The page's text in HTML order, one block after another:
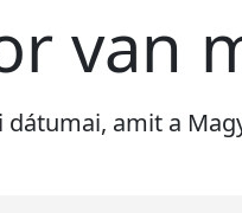
van
amit a